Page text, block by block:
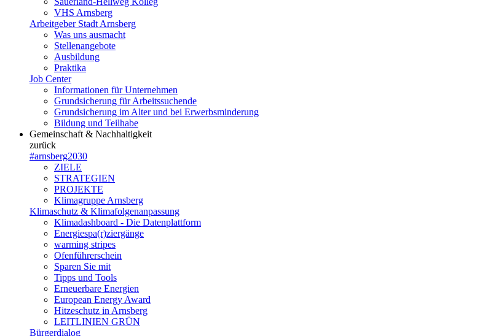
VHS Arnsberg
Arbeitgeber Stadt Arnsberg
Was uns ausmacht
Stellenangebote
Ausbildung
Praktika
Job Center
Informationen für Unternehmen
Grundsicherung für Arbeitssuchende
Grundsicherung im Alter und bei Erwerbsminderung
Bildung und Teilhabe
Gemeinschaft & Nachhaltigkeit
zurück
#arnsberg2030
ZIELE
STRATEGIEN
PROJEKTE
Klimagruppe Arnsberg
Klimaschutz & Klimafolgenanpassung
Klimadashboard - Die Datenplattform
Energiespa(r)ziergänge
warming stripes
Ofenführerschein
Sparen Sie mit
Tipps und Tools
Erneuerbare Energien
European Energy Award
Hitzeschutz in Arnsberg
LEITLINIEN GRÜN
Bürgerdialog